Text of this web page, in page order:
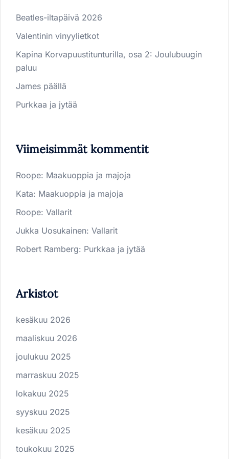
Beatles-iltapäivä 2026
Valentinin vinyylietkot
Kapina Korvapuustitunturilla, osa 2: Joulubuugin
paluu
James päällä
Purkkaa ja jytää
Viimeisimmät kommentit
Roope: Maakuoppia ja majoja
Kata: Maakuoppia ja majoja
Roope: Vallarit
Jukka Uosukainen: Vallarit
Robert Ramberg: Purkkaa ja jytää
Arkistot
kesäkuu 2026
maaliskuu 2026
joulukuu 2025
marraskuu 2025
lokakuu 2025
syyskuu 2025
kesäkuu 2025
toukokuu 2025